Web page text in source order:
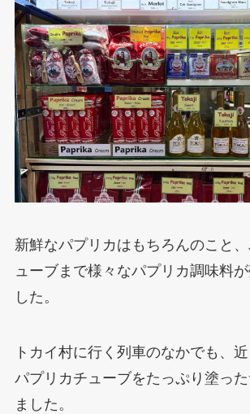
新鮮なパプリカはもちろんのこと
ューブまで様々なパプリカ調味料
した。
トカイ村に行く列車のなかでも、
パプリカチューブをたっぷり塗っ
ました。